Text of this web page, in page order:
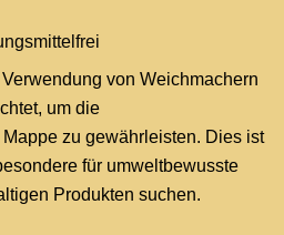
von Weichmachern
um die
zu gewährleisten. Dies ist
für umweltbewusste
Produkten suchen.